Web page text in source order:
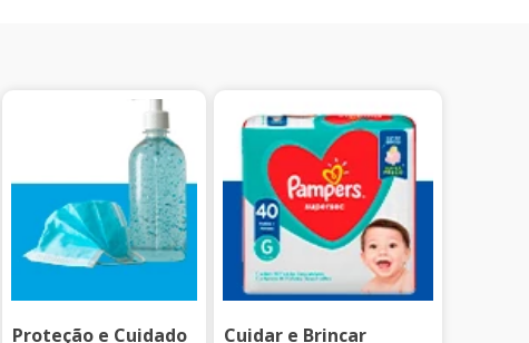
Proteção e Cuidado Cuidar e Brincar